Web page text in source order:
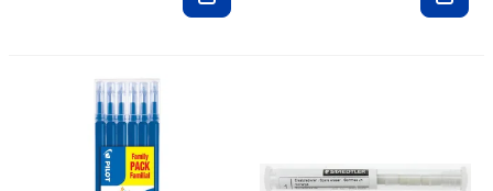
Prix 11,73€